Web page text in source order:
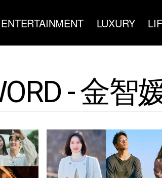
ENTERTAINMENT LUXURY
- 金智